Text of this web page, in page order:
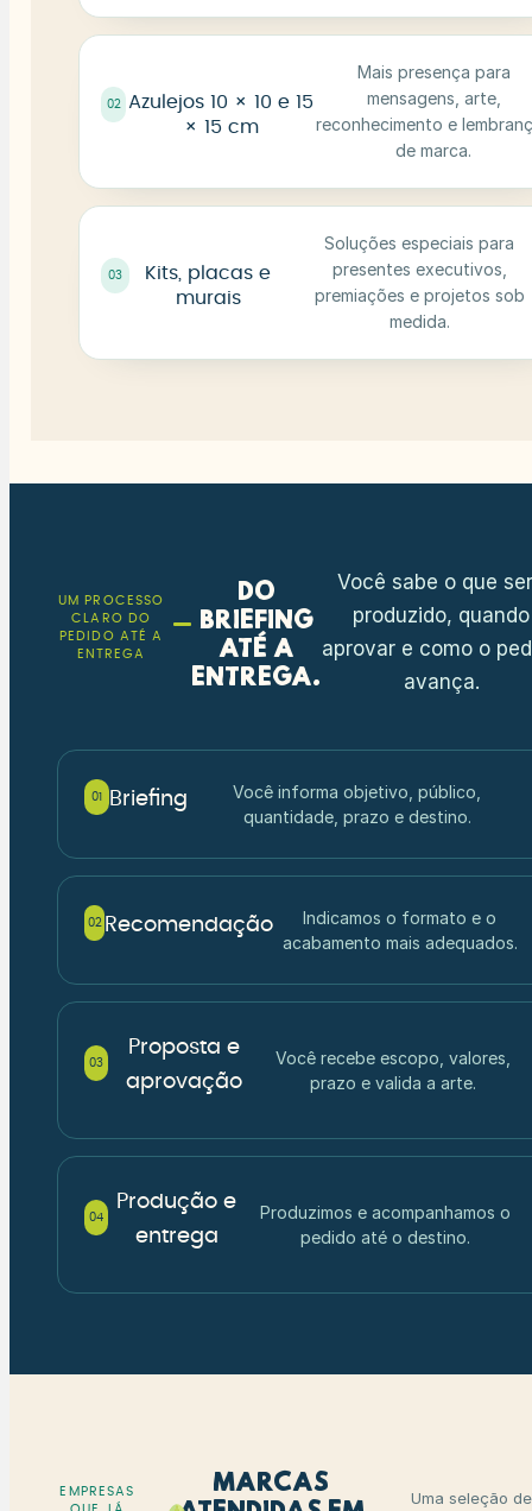
02
Azulejos 10 × 10 e 15
× 15 cm
Mais presença para
mensagens, arte,
reconhecimento e
de marca.
03
Kits, placas e
murais
Soluções especiais para
presentes executivos,
premiações e projetos sob
medida.
UM PROCESSO
CLARO DO
PEDIDO ATÉ A
ENTREGA
Do
briefing
até a
entrega.
Você sabe o que
produzido, quando
aprovar e como o
avança.
01 Briefing
Você informa objetivo, público,
quantidade, prazo e destino.
02 Recomendação
Indicamos o formato e o
acabamento mais adequados.
03
Proposta e
aprovação
Você recebe escopo, valores,
prazo e valida a arte.
04
Produção e
entrega
Produzimos e acompanhamos o
pedido até o destino.
EMPRESAS
Marcas
Uma seleção de